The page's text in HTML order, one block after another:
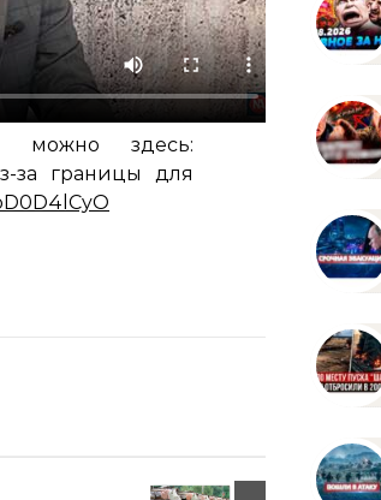
здесь:
за границы для